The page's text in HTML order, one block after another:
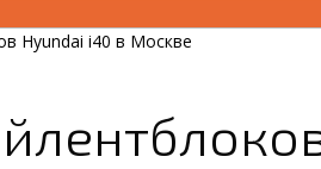
Hyundai i40 в Москве